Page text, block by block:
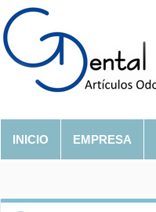
INICIO EMPRESA